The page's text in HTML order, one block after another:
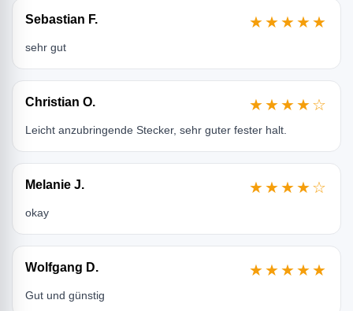
Sebastian F. ★★★★★
sehr gut
Christian O. ★★★★☆
Leicht anzubringende Stecker, sehr guter fester halt.
Melanie J. ★★★★☆
okay
Wolfgang D. ★★★★★
Gut und günstig